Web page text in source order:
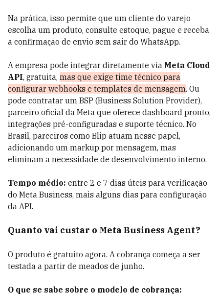
Na prática, isso permite que um cliente do varejo
escolha um produto, consulte estoque, pague e receba
a confirmação de envio sem sair do WhatsApp.
A empresa pode integrar diretamente via Meta Cloud
API, gratuita, mas que exige time técnico para
configurar webhooks e templates de mensagem. Ou
pode contratar um BSP (Business Solution Provider),
parceiro oficial da Meta que oferece dashboard pronto,
integrações pré-configuradas e suporte técnico. No
Brasil, parceiros como Blip atuam nesse papel,
adicionando um markup por mensagem, mas
eliminam a necessidade de desenvolvimento interno.
Tempo médio: entre 2 e 7 dias úteis para verificação
do Meta Business, mais alguns dias para configuração
da API.
Quanto vai custar o Meta Business Agent?
O produto é gratuito agora. A cobrança começa a ser
testada a partir de meados de junho.
O que se sabe sobre o modelo de cobrança: